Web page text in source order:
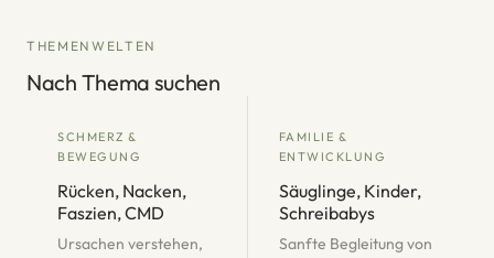
THEMENWELTEN
Nach Thema suchen
SCHMERZ &
BEWEGUNG
Rücken, Nacken,
Faszien, CMD
Ursachen verstehen,
FAMILIE &
ENTWICKLUNG
Säuglinge, Kinder,
Schreibabys
Sanfte Begleitung von